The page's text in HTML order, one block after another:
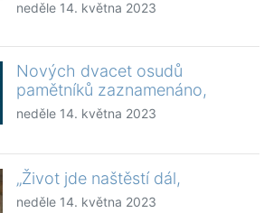
neděle 14. května 2023
Nových dvacet osudů
pamětníků zaznamenáno,
neděle 14. května 2023
„Život jde naštěstí dál,
neděle 14. května 2023